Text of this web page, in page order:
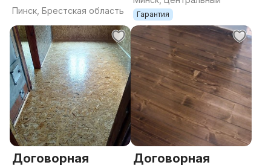
Пинск, Брестская область Гарантия
Договорная Договорная